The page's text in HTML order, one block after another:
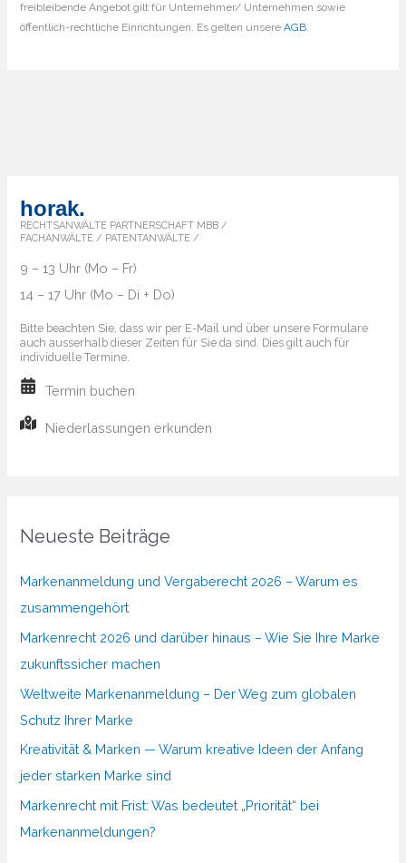
freibleibende Angebot gilt für Unternehmer/ Unternehmen sowie
öffentlich-rechtliche Einrichtungen. Es gelten unsereAGB.
horak.
RECHTSANWÄLTE PARTNERSCHAFT MBB /
FACHANWÄLTE / PATENTANWÄLTE /
9 – 13 Uhr (Mo – Fr)
14 – 17 Uhr (Mo – Di + Do)
Bitte beachten Sie, dass wir per E-Mail und über unsere Formulare
auch ausserhalb dieser Zeiten für Sie da sind. Dies gilt auch für
individuelle Termine.
Termin buchen
Niederlassungen erkunden
Neueste Beiträge
Markenanmeldung und Vergaberecht 2026 – Warum es
zusammengehört
Markenrecht 2026 und darüber hinaus – Wie Sie Ihre Marke
zukunftssicher machen
Weltweite Markenanmeldung – Der Weg zum globalen
Schutz Ihrer Marke
Kreativität & Marken — Warum kreative Ideen der Anfang
jeder starken Marke sind
Markenrecht mit Frist: Was bedeutet „Priorität“ bei
Markenanmeldungen?